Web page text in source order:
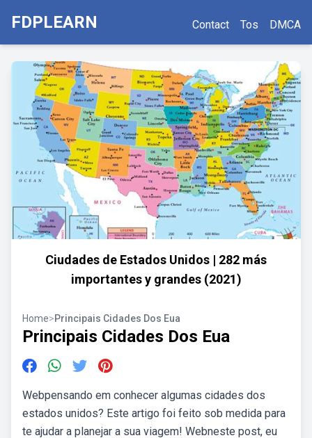
FDPLEARN Contact Tos DMCA
Ciudades de Estados Unidos | 282 más
importantes y grandes (2021)
Home>Principais Cidades Dos Eua
Principais Cidades Dos Eua
Webpensando em conhecer algumas cidades dos
estados unidos? Este artigo foi feito sob medida para
te ajudar a planejar a sua viagem! Webneste post, eu